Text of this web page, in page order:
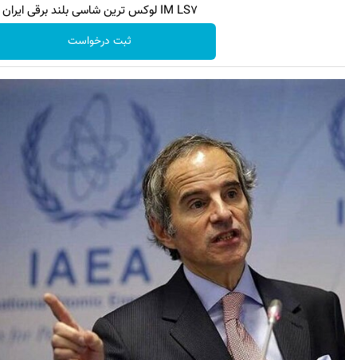
IM LS7 لوکس ترین شاسی بلند برقی ایران
ثبت درخواست